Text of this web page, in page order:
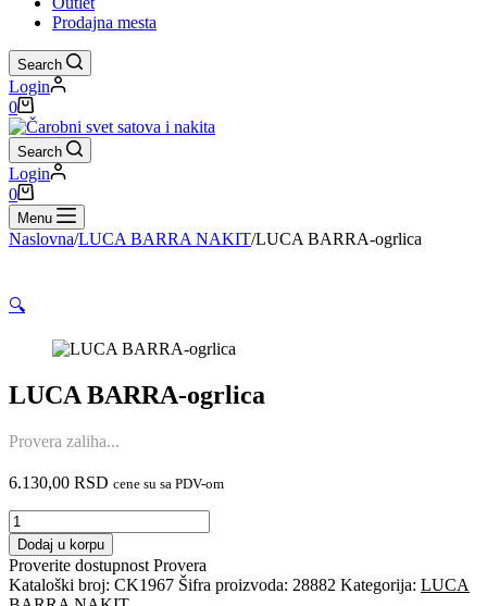
Prodajna mesta
Search
Login
Shopping
cart
0
Search
Login
Shopping
cart
0
Menu
Naslovna/LUCA BARRA NAKIT/LUCA BARRA-ogrlica
🔍
LUCA BARRA-ogrlica
Provera zaliha...
6.130,00 RSD cene su sa PDV-om
LUCA
BARRA-
ogrlica
količina
Dodaj u korpu
Proverite dostupnost Provera
Kataloški broj: CK1967 Šifra proizvoda: 28882 Kategorija: LUCA